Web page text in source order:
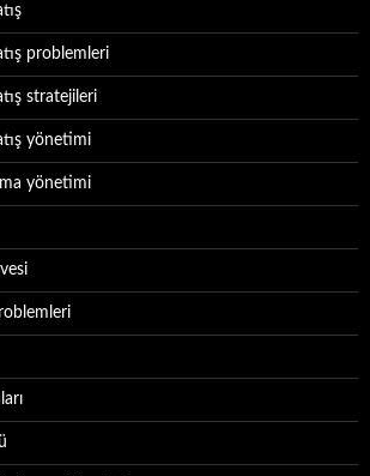
problemleri
stratejileri
yönetimi
yönetimi